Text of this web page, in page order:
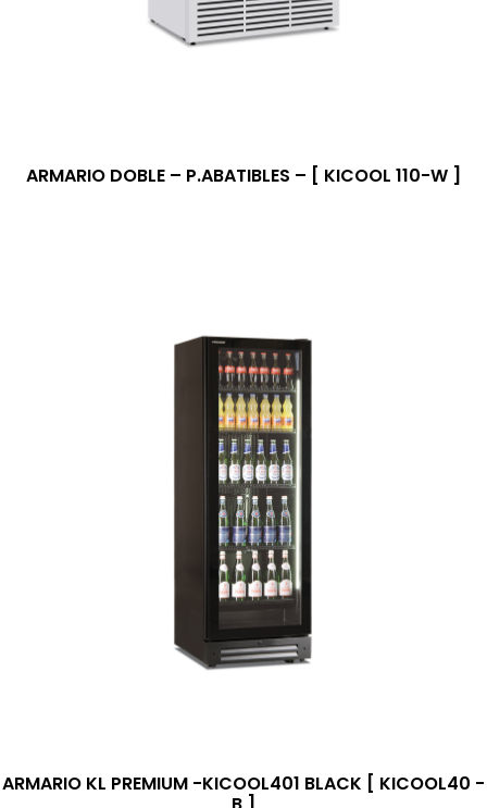
ARMARIO DOBLE – P.ABATIBLES – [ KICOOL 110-W ]
ARMARIO KL PREMIUM -KICOOL401 BLACK [ KICOOL40 -